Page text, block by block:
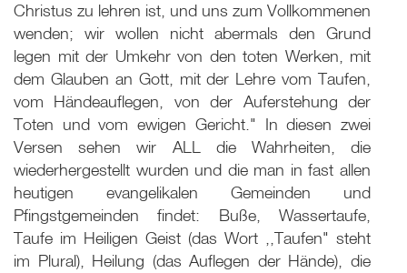
Christus zu lehren ist, und uns zum Vollkommenen
wenden; wir wollen nicht abermals den Grund
legen mit der Umkehr von den toten Werken, mit
dem Glauben an Gott, mit der Lehre vom Taufen,
vom Händeauflegen, von der Auferstehung der
Toten und vom ewigen Gericht." In diesen zwei
Versen sehen wir ALL die Wahrheiten, die
wiederhergestellt wurden und die man in fast allen
heutigen evangelikalen Gemeinden und
Pfingstgemeinden findet: Buße, Wassertaufe,
Taufe im Heiligen Geist (das Wort ,,Taufen" steht
im Plural), Heilung (das Auflegen der Hände), die